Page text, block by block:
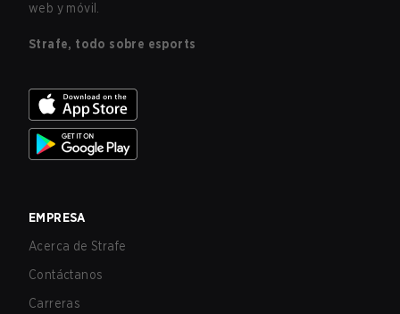
web y móvil.
Strafe, todo sobre esports
EMPRESA
Acerca de Strafe
Contáctanos
Carreras